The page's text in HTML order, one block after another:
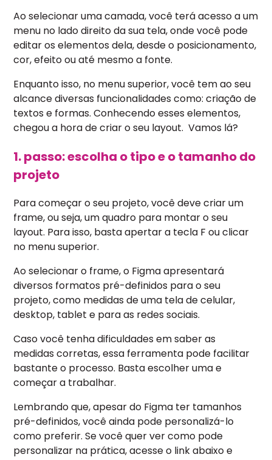
Ao selecionar uma camada, você terá acesso a um
menu no lado direito da sua tela, onde você pode
editar os elementos dela, desde o posicionamento,
cor, efeito ou até mesmo a fonte.
Enquanto isso, no menu superior, você tem ao seu
alcance diversas funcionalidades como: criação de
textos e formas. Conhecendo esses elementos,
chegou a hora de criar o seu layout. Vamos lá?
1. passo: escolha o tipo e o tamanho do
projeto
Para começar o seu projeto, você deve criar um
frame, ou seja, um quadro para montar o seu
layout. Para isso, basta apertar a tecla F ou clicar
no menu superior.
Ao selecionar o frame, o Figma apresentará
diversos formatos pré-definidos para o seu
projeto, como medidas de uma tela de celular,
desktop, tablet e para as redes sociais.
Caso você tenha dificuldades em saber as
medidas corretas, essa ferramenta pode facilitar
bastante o processo. Basta escolher uma e
começar a trabalhar.
Lembrando que, apesar do Figma ter tamanhos
pré-definidos, você ainda pode personalizá-lo
como preferir. Se você quer ver como pode
personalizar na prática, acesse o link abaixo e